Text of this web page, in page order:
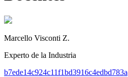
Marcello Visconti Z.
Experto de la Industria